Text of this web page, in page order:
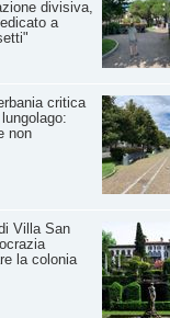
divisiva,
a
critica
non
Villa San
la colonia